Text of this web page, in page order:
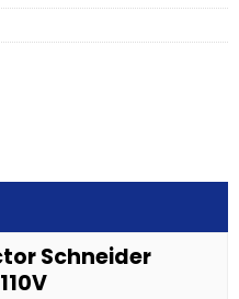
Schneider